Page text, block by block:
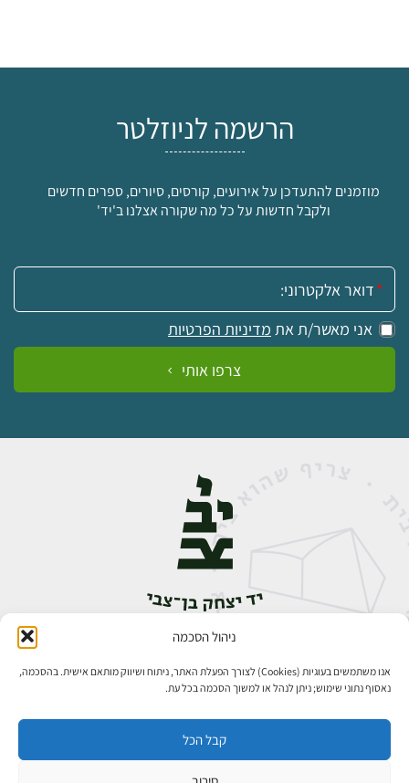
ניהול הסכמה
אנו משתמשים בעוגיות (Cookies) לצורך הפעלת האתר, ניתוח ושיווק מותאם אישית. בהסכמה,
נאסוף נתוני שימוש; ניתן לנהל או למשוך הסכמה בכל עת.
קבל הכל
הרשמה לניוזלטר
מוזמנים להתעדכן על אירועים, קורסים, סיורים, ספרים חדשים
ולקבל חדשות על כל מה שקורה אצלנו ב'יד'
אימייל:
אני מאשר/ת את מדיניות הפרטיות
צרפו אותי
אבן גבירול 14, רחביה, ירושלים